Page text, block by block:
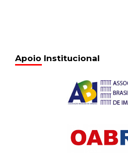
Apoio Institucional